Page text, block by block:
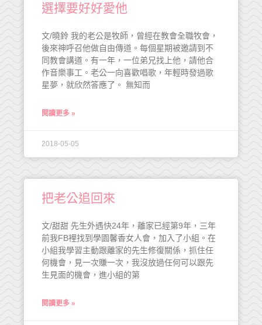
選擇要好好愛他
文/曉鈴 我的老公是牧師，曾經在教會全職牧會，
後來神呼召他做自由傳道。每個星期被邀請到不
同教會講道。有一年，一位弟兄找上他，請他合
作音樂事工。老公一向喜歡唱歌，年輕時發過歌
星夢，就欣然答應了。 無知而
閱讀更多 »
2018-05-05
把老公追回來
文/甜甜 先生外遇快24年，離家已經第9年，三年
前我FB裡找到學園馨香女人會，加入了小組。在
小組我學習主動跟離家的先生修復關係，抓住任
何機會，見一次賺一次，我沒放過任何可以跟先
生見面的機會，進小組的第
閱讀更多 »